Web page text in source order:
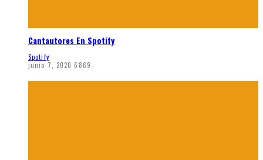
Cantautores En Spotify
Spotify
junio 7, 2020 6869